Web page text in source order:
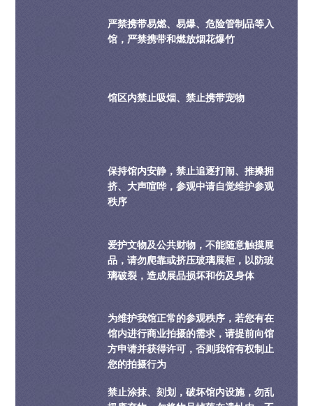
严禁携带易燃、易爆、危险管制品等入
馆，严禁携带和燃放烟花爆竹
馆区内禁止吸烟、禁止携带宠物
保持馆内安静，禁止追逐打闹、推搡拥
挤、大声喧哗，参观中请自觉维护参观
秩序
爱护文物及公共财物，不能随意触摸展
品，请勿爬靠或挤压玻璃展柜，以防玻
璃破裂，造成展品损坏和伤及身体
为维护我馆正常的参观秩序，若您有在
馆内进行商业拍摄的需求，请提前向馆
方申请并获得许可，否则我馆有权制止
您的拍摄行为
禁止涂抹、刻划，破坏馆内设施，勿乱